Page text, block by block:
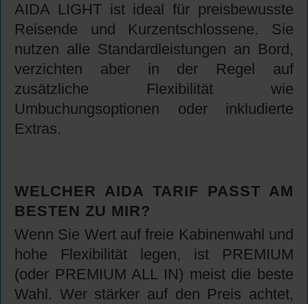
AIDA LIGHT ist ideal für preisbewusste
Reisende und Kurzentschlossene. Sie
nutzen alle Standardleistungen an Bord,
verzichten aber in der Regel auf
zusätzliche Flexibilität wie
Umbuchungsoptionen oder inkludierte
Extras.
WELCHER AIDA TARIF PASST AM
BESTEN ZU MIR?
Wenn Sie Wert auf freie Kabinenwahl und
hohe Flexibilität legen, ist PREMIUM
(oder PREMIUM ALL IN) meist die beste
Wahl. Wer stärker auf den Preis achtet,